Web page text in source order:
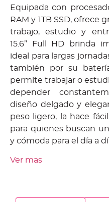
Equipada con
RAM y 1TB SSD, ofrece
trabajo, estudio y
15.6” Full HD brinda
ideal para largas
también por su
permite trabajar o
depender
diseño delgado y
peso ligero, la hace
para quienes buscan
y cómoda para el día a
Ver mas